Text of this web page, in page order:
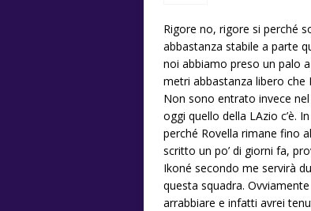
Rigore no, rigore si perché
abbastanza stabile a parte
noi abbiamo preso un palo
metri abbastanza libero che
Non sono entrato invece
oggi quello della LAzio c’è.
perché Rovella rimane fino
scritto un po’ di giorni fa,
Ikoné secondo me servirà
questa squadra.
arrabbiare e infatti avrei